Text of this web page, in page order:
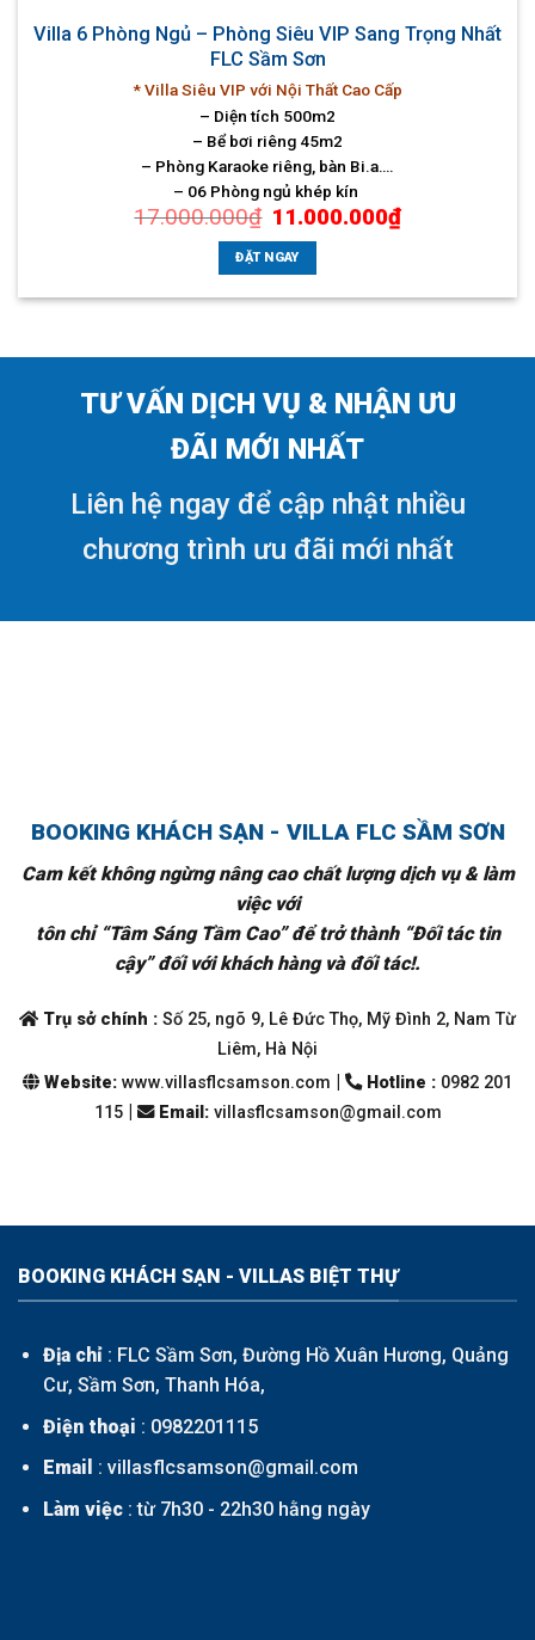
Villa 6 Phòng Ngủ – Phòng Siêu VIP Sang Trọng Nhất
FLC Sầm Sơn
* Villa Siêu VIP với Nội Thất Cao Cấp
– Diện tích 500m2
– Bể bơi riêng 45m2
– Phòng Karaoke riêng, bàn Bi.a….
– 06 Phòng ngủ khép kín
17.000.000₫ Giá
gốc
là:
17.000.000₫.
11.000.000₫Giá
hiện
ĐẶT NGAY
TƯ VẤN DỊCH VỤ & NHẬN ƯU
ĐÃI MỚI NHẤT
Liên hệ ngay để cập nhật nhiều
chương trình ưu đãi mới nhất
BOOKING KHÁCH SẠN - VILLA FLC SẦM SƠN
Cam kết không ngừng nâng cao chất lượng dịch vụ & làm
việc với
tôn chỉ “Tâm Sáng Tầm Cao” để trở thành “Đối tác tin
cậy” đối với khách hàng và đối tác!.
Trụ sở chính : Số 25, ngõ 9, Lê Đức Thọ, Mỹ Đình 2, Nam Từ
Liêm, Hà Nội
Website: www.villasflcsamson.com | Hotline : 0982 201
115 | Email :villasflcsamson@gmail.com
BOOKING KHÁCH SẠN - VILLAS BIỆT THỰ
Địa chỉ: FLC Sầm Sơn, Đường Hồ Xuân Hương, Quảng
Cư, Sầm Sơn, Thanh Hóa,
Điện thoại : 0982201115
Email : villasflcsamson@gmail.com
Làm việc: từ 7h30 - 22h30 hằng ngày